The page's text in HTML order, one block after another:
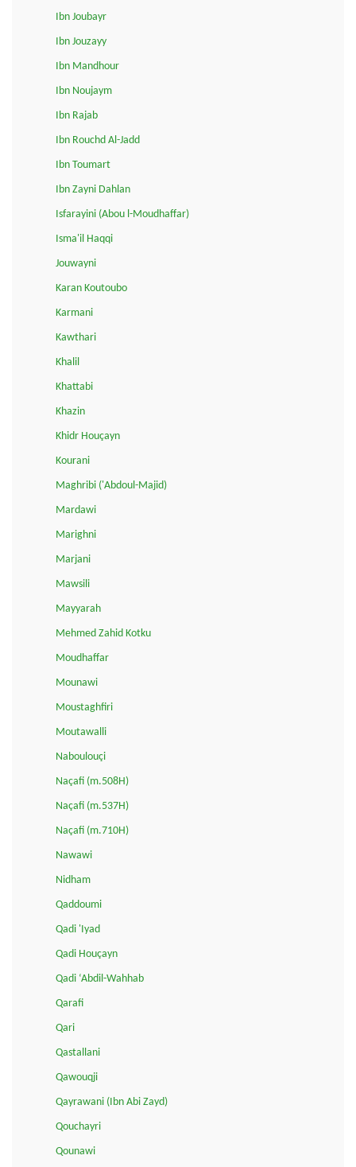
Ibn Joubayr
Ibn Jouzayy
Ibn Mandhour
Ibn Noujaym
Ibn Rajab
Ibn Rouchd Al-Jadd
Ibn Toumart
Ibn Zayni Dahlan
Isfarayini (Abou l-Moudhaffar)
Isma'il Haqqi
Jouwayni
Karan Koutoubo
Karmani
Kawthari
Khalil
Khattabi
Khazin
Khidr Houçayn
Kourani
Maghribi ('Abdoul-Majid)
Mardawi
Marighni
Marjani
Mawsili
Mayyarah
Mehmed Zahid Kotku
Moudhaffar
Mounawi
Moustaghfiri
Moutawalli
Naboulouçi
Naçafi (m.508H)
Naçafi (m.537H)
Naçafi (m.710H)
Nawawi
Nidham
Qaddoumi
Qadi 'Iyad
Qadi Houçayn
Qadi ‘Abdil-Wahhab
Qarafi
Qari
Qastallani
Qawouqji
Qayrawani (Ibn Abi Zayd)
Qouchayri
Qounawi